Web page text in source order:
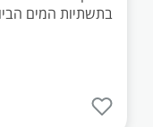
בתשתיות המים